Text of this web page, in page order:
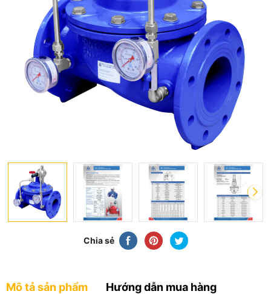
Chia sẻ
Mô tả sản phẩm Hướng dẫn mua hàng